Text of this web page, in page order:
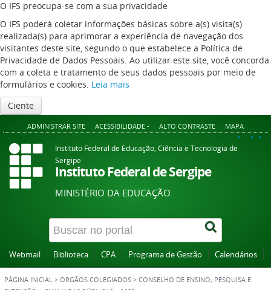
O IFS preocupa-se com a sua privacidade
O IFS poderá coletar informações básicas sobre a(s) visita(s)
realizada(s) para aprimorar a experiência de navegação dos
visitantes deste site, segundo o que estabelece a Política de
Privacidade de Dados Pessoais. Ao utilizar este site, você concorda
com a coleta e tratamento de seus dados pessoais por meio de
formulários e cookies. Leia mais
Ciente
ADMINISTRAR SITE ACESSIBILIDADE - ALTO CONTRASTE MAPA
A+ A A-
Instituto Federal de Educação, Ciência e Tecnologia de
Sergipe
Instituto Federal de Sergipe
MINISTÉRIO DA EDUCAÇÃO
Webmail Biblioteca CPA Programa de Gestão Calendários
PÁGINA INICIAL > ORGÃOS COLEGIADOS > CONSELHO DE ENSINO, PESQUISA E